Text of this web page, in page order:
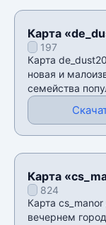
Карта
197
Карта
новая и
семейства
Карта
824
Карта
вечернем